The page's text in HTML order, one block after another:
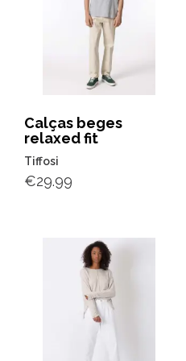
Calças beges
relaxed fit
Tiffosi
€29.99